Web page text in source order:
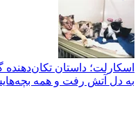
اسکارلت؛ داستان
به دل آتش رفت و همه